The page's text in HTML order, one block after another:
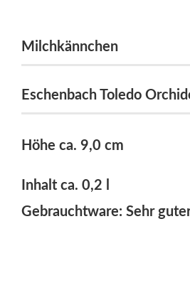
Milchkännchen
Eschenbach Toledo
Höhe ca. 9,0 cm
Inhalt ca. 0,2 l
Gebrauchtware: Sehr